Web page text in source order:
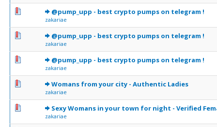
@pump_upp - best crypto pumps on telegram !
zakariae
0 Votes - 0 sur 5 en moyenne
12 345
@pump_upp - best crypto pumps on telegram !
zakariae
0 Votes - 0 sur 5 en moyenne
12 345
@pump_upp - best crypto pumps on telegram !
zakariae
0 Votes - 0 sur 5 en moyenne
12 345
Womans from your city - Authentic Ladies
zakariae
0 Votes - 0 sur 5 en moyenne
12345
Sexy Womans in your town for night - Verified
zakariae
0 Votes - 0 sur 5 en moyenne
12345